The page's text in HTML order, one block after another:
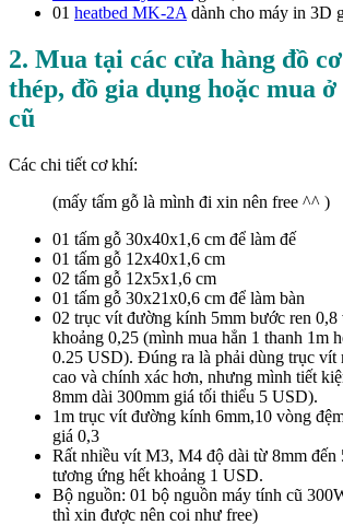
01 heatbed MK-2A dành cho máy in 3D
2. Mua tại các cửa hàng đồ
thép, đồ gia dụng hoặc mua ở
cũ
Các chi tiết cơ khí:
(mấy tấm gỗ là mình đi xin nên free ^^ )
01 tấm gỗ 30x40x1,6 cm để làm đế
01 tấm gỗ 12x40x1,6 cm
02 tấm gỗ 12x5x1,6 cm
01 tấm gỗ 30x21x0,6 cm để làm bàn
02 trục vít đường kính 5mm bước ren 0,8
khoảng 0,25 (mình mua hẳn 1 thanh 1m
0.25 USD). Đúng ra là phải dùng trục vít
cao và chính xác hơn, nhưng mình tiết
8mm dài 300mm giá tối thiểu 5 USD).
1m trục vít đường kính 6mm,10 vòng
giá 0,3
Rất nhiều vít M3, M4 độ dài từ 8mm đến
tương ứng hết khoảng 1 USD.
Bộ nguồn: 01 bộ nguồn máy tính cũ
thì xin được nên coi như free)